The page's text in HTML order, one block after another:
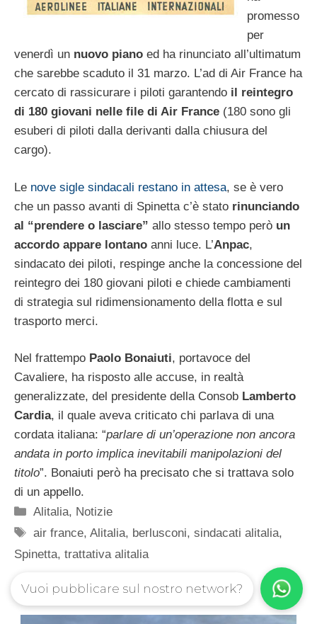
promesso
per
venerdì un nuovo piano ed ha rinunciato all’ultimatum
che sarebbe scaduto il 31 marzo. L’ad di Air France ha
cercato di rassicurare i piloti garantendo il reintegro
di 180 giovani nelle file di Air France (180 sono gli
esuberi di piloti dalla derivanti dalla chiusura del
cargo).
Le nove sigle sindacali restano in attesa, se è vero
che un passo avanti di Spinetta c’è stato rinunciando
al “prendere o lasciare” allo stesso tempo però un
accordo appare lontano anni luce. L’Anpac,
sindacato dei piloti, respinge anche la concessione del
reintegro dei 180 giovani piloti e chiede cambiamenti
di strategia sul ridimensionamento della flotta e sul
trasporto merci.
Nel frattempo Paolo Bonaiuti, portavoce del
Cavaliere, ha risposto alle accuse, in realtà
generalizzate, del presidente della Consob Lamberto
Cardia, il quale aveva criticato chi parlava di una
cordata italiana: “parlare di un’operazione non ancora
andata in porto implica inevitabili manipolazioni del
titolo”. Bonaiuti però ha precisato che si trattava solo
di un appello.
Categorie
Alitalia, Notizie
Tag
air france,Alitalia, berlusconi,sindacati alitalia,
Spinetta, trattativa alitalia
Vuoi pubblicare sul nostro network?